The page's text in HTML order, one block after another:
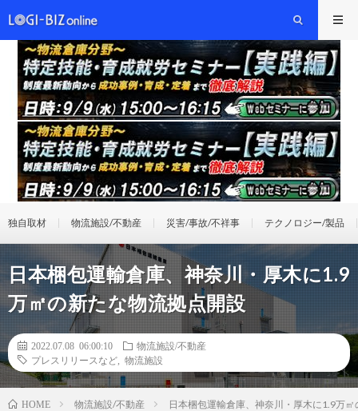
独自取材 物流施設/不動産 災害/事故/不祥事 テクノロジー/製品
日本梱包運輸倉庫、神奈川・厚木に1.9
万㎡の新たな物流拠点開設
2022.07.08 06:00:10
物流施設/不動産
プレスリリースなど
物流施設
HOME 物流施設/不動産 日本梱包運輸倉庫、神奈川・厚木に1.9万